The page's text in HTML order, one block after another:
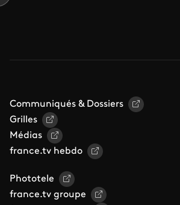
Communiqués & Dossiers
Grilles
Médias
france.tv hebdo
Phototele
france.tv groupe